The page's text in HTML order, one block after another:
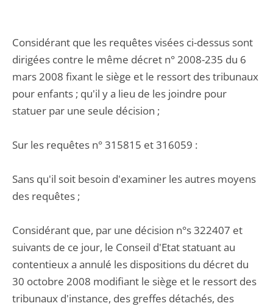
Considérant que les requêtes visées ci-dessus sont
dirigées contre le même décret n° 2008-235 du 6
mars 2008 fixant le siège et le ressort des tribunaux
pour enfants ; qu'il y a lieu de les joindre pour
statuer par une seule décision ;
Sur les requêtes n° 315815 et 316059 :
Sans qu'il soit besoin d'examiner les autres moyens
des requêtes ;
Considérant que, par une décision n°s 322407 et
suivants de ce jour, le Conseil d'Etat statuant au
contentieux a annulé les dispositions du décret du
30 octobre 2008 modifiant le siège et le ressort des
tribunaux d'instance, des greffes détachés, des